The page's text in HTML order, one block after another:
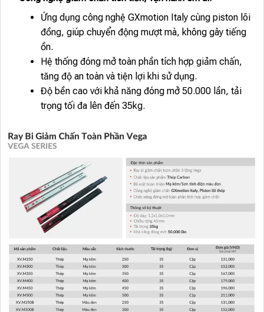
Ứng dụng công nghệ GXmotion Italy cùng piston lõi
đồng, giúp chuyển động mượt mà, không gây tiếng
ồn.
Hệ thống đóng mở toàn phần tích hợp giảm chấn,
tăng độ an toàn và tiện lợi khi sử dụng.
Độ bền cao với khả năng đóng mở 50.000 lần, tải
trọng tối đa lên đến 35kg.